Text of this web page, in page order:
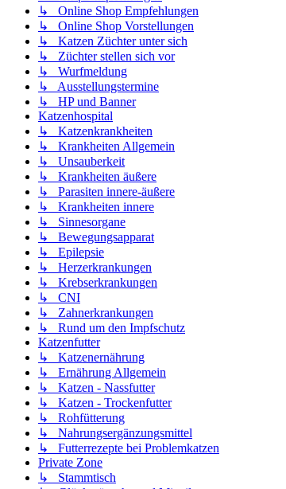
↳ Online Shop Empfehlungen
↳ Online Shop Vorstellungen
↳ Katzen Züchter unter sich
↳ Züchter stellen sich vor
↳ Wurfmeldung
↳ Ausstellungstermine
↳ HP und Banner
Katzenhospital
↳ Katzenkrankheiten
↳ Krankheiten Allgemein
↳ Unsauberkeit
↳ Krankheiten äußere
↳ Parasiten innere-äußere
↳ Krankheiten innere
↳ Sinnesorgane
↳ Bewegungsapparat
↳ Epilepsie
↳ Herzerkrankungen
↳ Krebserkrankungen
↳ CNI
↳ Zahnerkrankungen
↳ Rund um den Impfschutz
Katzenfutter
↳ Katzenernährung
↳ Ernährung Allgemein
↳ Katzen - Nassfutter
↳ Katzen - Trockenfutter
↳ Rohfütterung
↳ Nahrungsergänzungsmittel
↳ Futterrezepte bei Problemkatzen
Private Zone
↳ Stammtisch